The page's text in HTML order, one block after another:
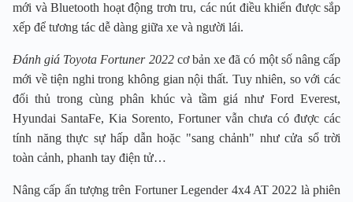
mới và Bluetooth hoạt động trơn tru, các nút điều khiển được sắp
xếp để tương tác dễ dàng giữa xe và người lái.
Đánh giá Toyota Fortuner 2022cơ bản xe đã có một số nâng cấp
mới về tiện nghi trong không gian nội thất. Tuy nhiên, so với các
đối thủ trong cùng phân khúc và tầm giá như Ford Everest,
Hyundai SantaFe, Kia Sorento, Fortuner vẫn chưa có được các
tính năng thực sự hấp dẫn hoặc "sang chảnh" như cửa sổ trời
toàn cảnh, phanh tay điện tử…
Nâng cấp ấn tượng trên Fortuner Legender 4x4 AT 2022 là phiên